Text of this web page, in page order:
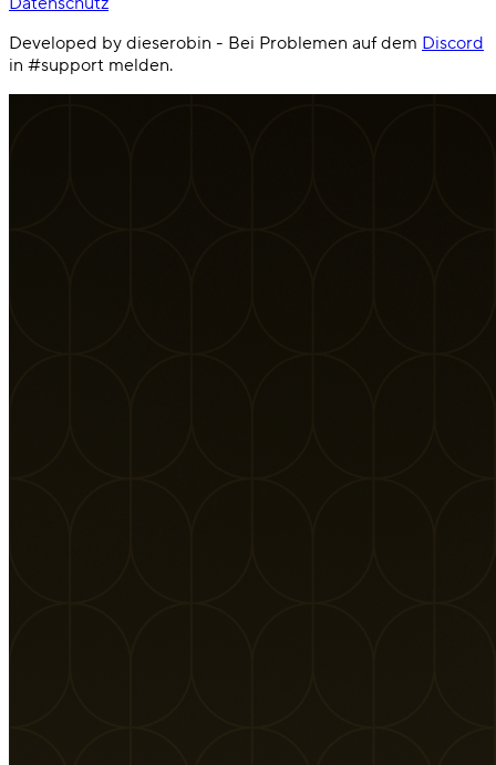
Developed by dieserobin - Bei Problemen auf dem Discord
in #support melden.